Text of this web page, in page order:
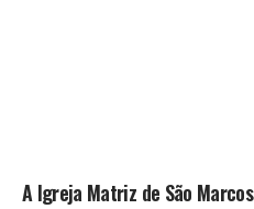
A Igreja Matriz de São